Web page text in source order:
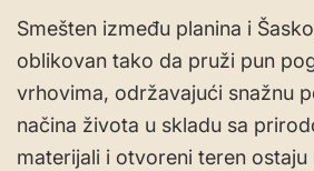
Smešten između planina i
oblikovan tako da pruži pun
vrhovima, održavajući snažnu
načina života u skladu sa
materijali i otvoreni teren